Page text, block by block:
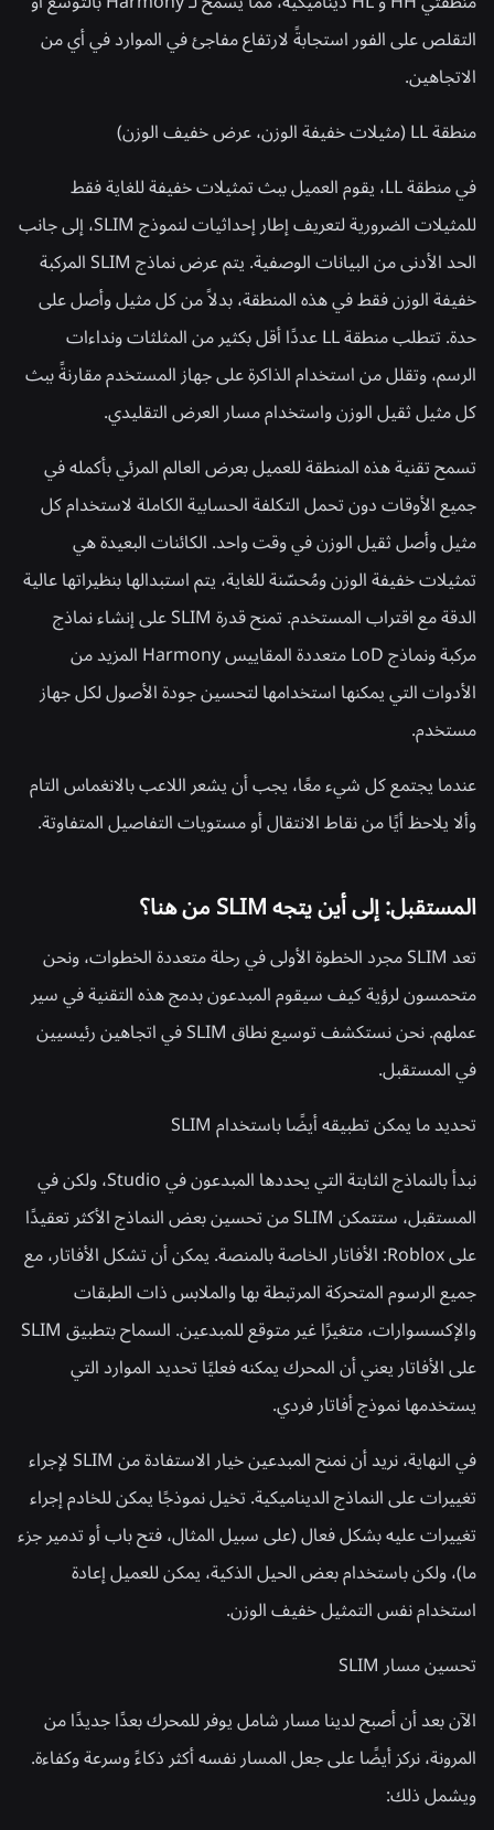
التقلص على الفور استجابةً لارتفاع مفاجئ في الموارد في أي من
الاتجاهين.
منطقة LL (مثيلات خفيفة الوزن، عرض خفيف الوزن)
في منطقة LL، يقوم العميل ببث تمثيلات خفيفة للغاية فقط
للمثيلات الضرورية لتعريف إطار إحداثيات لنموذج SLIM، إلى جانب
الحد الأدنى من البيانات الوصفية. يتم عرض نماذج SLIM المركبة
خفيفة الوزن فقط في هذه المنطقة، بدلاً من كل مثيل وأصل على
حدة. تتطلب منطقة LL عددًا أقل بكثير من المثلثات ونداءات
الرسم، وتقلل من استخدام الذاكرة على جهاز المستخدم مقارنةً ببث
كل مثيل ثقيل الوزن واستخدام مسار العرض التقليدي.
تسمح تقنية هذه المنطقة للعميل بعرض العالم المرئي بأكمله في
جميع الأوقات دون تحمل التكلفة الحسابية الكاملة لاستخدام كل
مثيل وأصل ثقيل الوزن في وقت واحد. الكائنات البعيدة هي
تمثيلات خفيفة الوزن ومُحسّنة للغاية، يتم استبدالها بنظيراتها عالية
الدقة مع اقتراب المستخدم. تمنح قدرة SLIM على إنشاء نماذج
مركبة ونماذج LoD متعددة المقاييس Harmony المزيد من
الأدوات التي يمكنها استخدامها لتحسين جودة الأصول لكل جهاز
مستخدم.
عندما يجتمع كل شيء معًا، يجب أن يشعر اللاعب بالانغماس التام
وألا يلاحظ أيًا من نقاط الانتقال أو مستويات التفاصيل المتفاوتة.
المستقبل: إلى أين يتجه SLIM من هنا؟
تعد SLIM مجرد الخطوة الأولى في رحلة متعددة الخطوات، ونحن
متحمسون لرؤية كيف سيقوم المبدعون بدمج هذه التقنية في سير
عملهم. نحن نستكشف توسيع نطاق SLIM في اتجاهين رئيسيين
في المستقبل.
تحديد ما يمكن تطبيقه أيضًا باستخدام SLIM
نبدأ بالنماذج الثابتة التي يحددها المبدعون في Studio، ولكن في
المستقبل، ستتمكن SLIM من تحسين بعض النماذج الأكثر تعقيدًا
على Roblox: الأفاتار الخاصة بالمنصة. يمكن أن تشكل الأفاتار، مع
جميع الرسوم المتحركة المرتبطة بها والملابس ذات الطبقات
والإكسسوارات، متغيرًا غير متوقع للمبدعين. السماح بتطبيق SLIM
على الأفاتار يعني أن المحرك يمكنه فعليًا تحديد الموارد التي
يستخدمها نموذج أفاتار فردي.
في النهاية، نريد أن نمنح المبدعين خيار الاستفادة من SLIM لإجراء
تغييرات على النماذج الديناميكية. تخيل نموذجًا يمكن للخادم إجراء
تغييرات عليه بشكل فعال (على سبيل المثال، فتح باب أو تدمير جزء
ما)، ولكن باستخدام بعض الحيل الذكية، يمكن للعميل إعادة
استخدام نفس التمثيل خفيف الوزن.
تحسين مسار SLIM
الآن بعد أن أصبح لدينا مسار شامل يوفر للمحرك بعدًا جديدًا من
المرونة، نركز أيضًا على جعل المسار نفسه أكثر ذكاءً وسرعة وكفاءة.
ويشمل ذلك: